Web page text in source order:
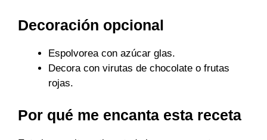
Decoración opcional
Espolvorea con azúcar glas.
Decora con virutas de chocolate o frutas
rojas.
Por qué me encanta esta receta